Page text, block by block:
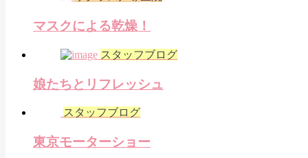
マスクによる乾燥！
スタッフブログ
娘たちとリフレッシュ
スタッフブログ
東京モーターショー